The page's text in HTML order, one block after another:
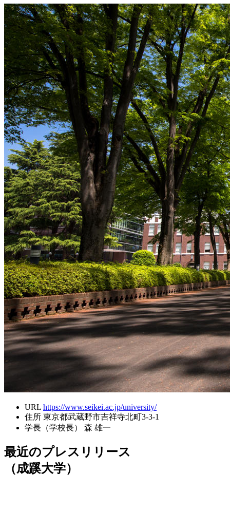
URL https://www.seikei.ac.jp/university/
住所 東京都武蔵野市吉祥寺北町3-3-1
学長（学校長）
森 雄一
最近のプレスリリース
（成蹊大学）